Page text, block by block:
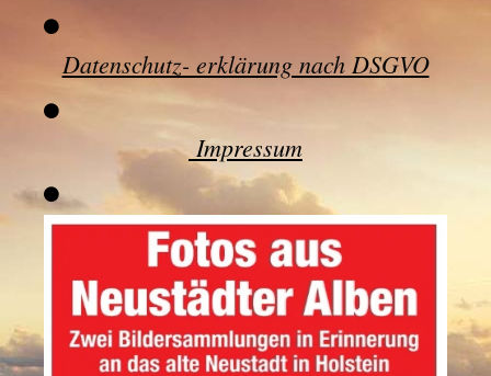
Datenschutz- erklärung nach DSGVO
Impressum